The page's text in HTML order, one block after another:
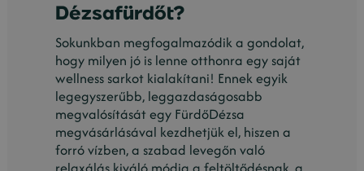
Dézsafürdőt?
Sokunkban megfogalmazódik a gondolat,
hogy milyen jó is lenne otthonra egy saját
wellness sarkot kialakítani! Ennek egyik
legegyszerűbb, leggazdaságosabb
megvalósítását egy FürdőDézsa
megvásárlásával kezdhetjük el, hiszen a
forró vízben, a szabad levegőn való